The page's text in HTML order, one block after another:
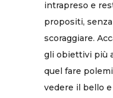
intrapreso e
propositi,
scoraggiare.
gli obiettivi più
quel fare
vedere il bello